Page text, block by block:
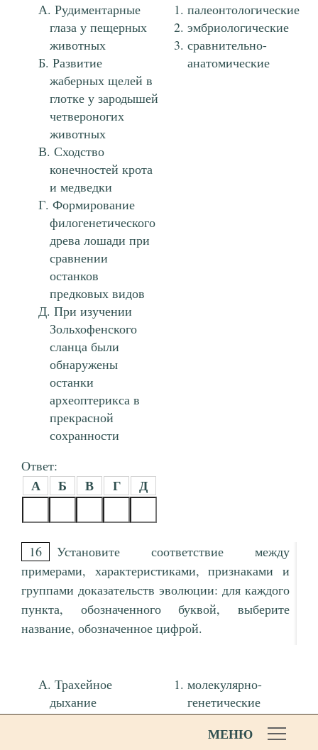
Рудиментарные
глаза у пещерных
животных
Развитие
жаберных щелей в
глотке у зародышей
четвероногих
животных
Сходство
конечностей крота
и медведки
Формирование
филогенетического
древа лошади при
сравнении
останков
предковых видов
При изучении
Зольхофенского
сланца были
обнаружены
останки
археоптерикса в
прекрасной
сохранности
палеонтологические
эмбриологические
сравнительно-
анатомические
Ответ:
А Б В Г Д
16
Установите соответствие между
примерами, характеристиками, признаками и
группами доказательств эволюции: для каждого
пункта, обозначенного буквой, выберите
название, обозначенное цифрой.
Трахейное
дыхание
многоножек и
молекулярно-
генетические
биогеографические
сравнительно-
МЕНЮ